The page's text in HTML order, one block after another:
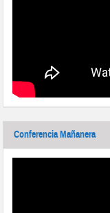
Conferencia Mañanera